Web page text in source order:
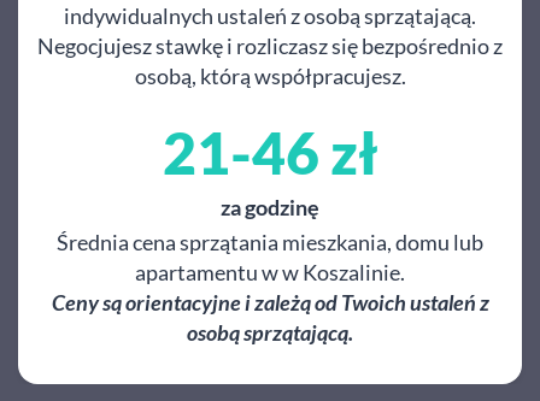
indywidualnych ustaleń z osobą sprzątającą.
Negocjujesz stawkę i rozliczasz się bezpośrednio z
osobą, którą współpracujesz.
21-46 zł
za godzinę
Średnia cena sprzątania mieszkania, domu lub
apartamentu w w Koszalinie.
Ceny są orientacyjne i zależą od Twoich ustaleń z
osobą sprzątającą.